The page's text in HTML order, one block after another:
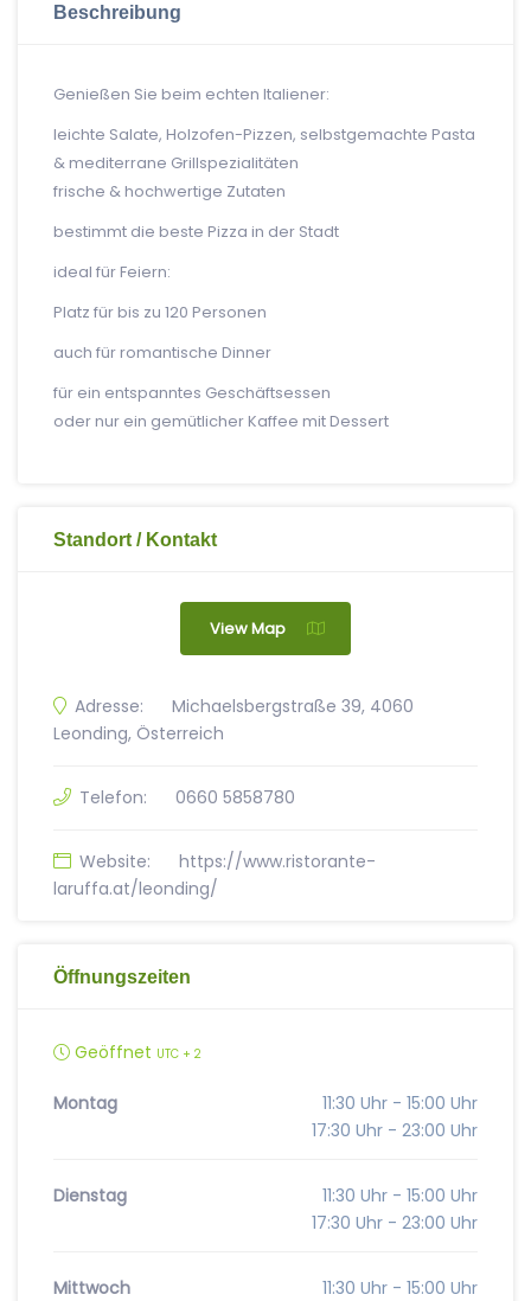
Beschreibung
Genießen Sie beim echten Italiener:
leichte Salate, Holzofen-Pizzen, selbstgemachte Pasta
& mediterrane Grillspezialitäten
frische & hochwertige Zutaten
bestimmt die beste Pizza in der Stadt
ideal für Feiern:
Platz für bis zu 120 Personen
auch für romantische Dinner
für ein entspanntes Geschäftsessen
oder nur ein gemütlicher Kaffee mit Dessert
Standort / Kontakt
View Map
Adresse:
Michaelsbergstraße 39, 4060
Leonding, Österreich
Telefon: 0660 5858780
Website:
https://www.ristorante-
laruffa.at/leonding/
Öffnungszeiten
Geöffnet UTC + 2
Montag
11:30 Uhr - 15:00 Uhr
17:30 Uhr - 23:00 Uhr
Dienstag
11:30 Uhr - 15:00 Uhr
17:30 Uhr - 23:00 Uhr
Mittwoch
11:30 Uhr - 15:00 Uhr